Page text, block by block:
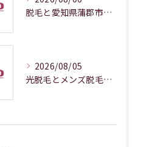
脱毛と愛知県蒲郡市の光フォトフェイシャルを効率よく両立する方法とは
2026/08/05
光脱毛とメンズ脱毛で愛知県蒲郡市の効果や回数を徹底解説